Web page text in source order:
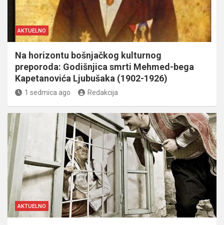
AKTUELNO
Na horizontu bošnjačkog kulturnog
preporoda: Godišnjica smrti Mehmed-bega
Kapetanovića Ljubušaka (1902-1926)
1 sedmica ago Redakcija
AKTUELNO